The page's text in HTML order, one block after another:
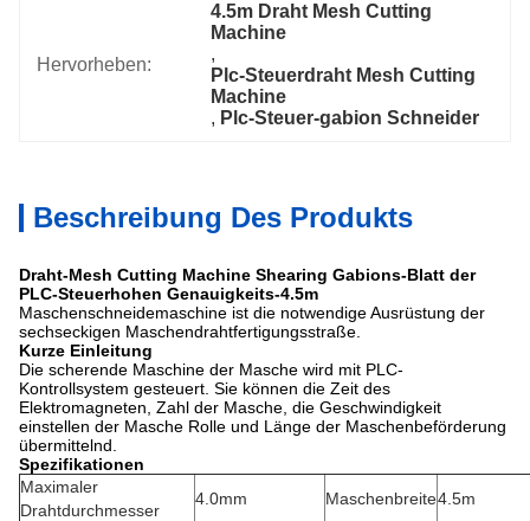
Hervorheben:
4.5m Draht Mesh Cutting
Machine
,
Plc-Steuerdraht Mesh Cutting
Machine
, Plc-Steuer-gabion Schneider
Beschreibung Des Produkts
Draht-Mesh Cutting Machine Shearing Gabions-Blatt der
PLC-Steuerhohen Genauigkeits-4.5m
Maschenschneidemaschine ist die notwendige Ausrüstung der
sechseckigen Maschendrahtfertigungsstraße.
Kurze Einleitung
Die scherende Maschine der Masche wird mit PLC-
Kontrollsystem gesteuert. Sie können die Zeit des
Elektromagneten, Zahl der Masche, die Geschwindigkeit
einstellen der Masche Rolle und Länge der Maschenbeförderung
übermittelnd.
Spezifikationen
Maximaler
Drahtdurchmesser
4.0mm Maschenbreite4.5m